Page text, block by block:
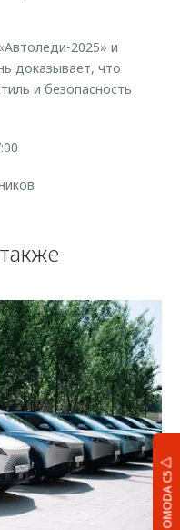
OMODA C5
2025» и
доказывает, что
и безопасность